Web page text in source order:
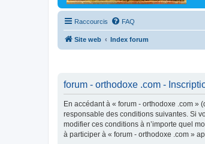
Raccourcis FAQ
Site web Index forum
forum - orthodoxe .com -
En accédant à « forum - orthodoxe .com »
responsable des conditions suivantes. Si
modifier ces conditions à n’importe quel
à participer à « forum - orthodoxe .com »